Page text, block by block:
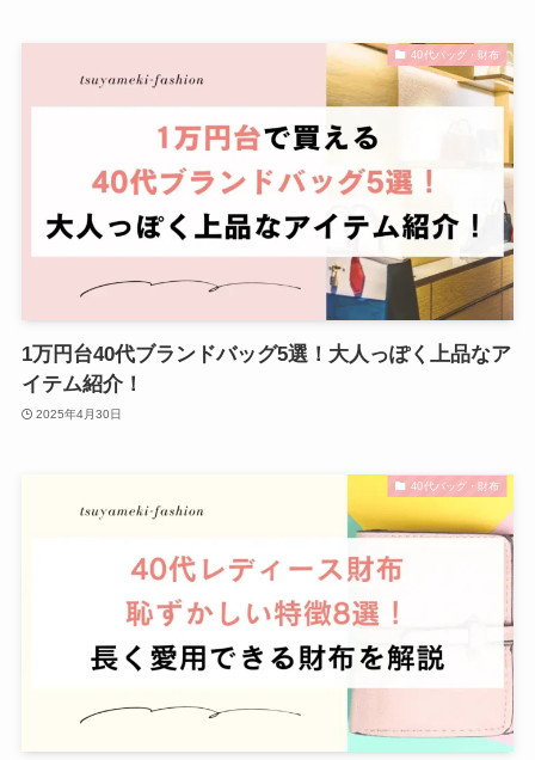
40代バッグ・財布
1万円台40代ブランドバッグ5選！大人っぽく上品なア
イテム紹介！
2025年4月30日
40代バッグ・財布